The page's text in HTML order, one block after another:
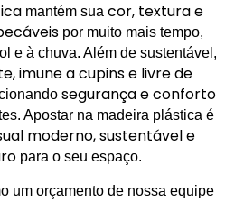
mantém sua cor, textura e
por muito mais tempo,
e à chuva. Além de sustentável,
imune a cupins e livre de
segurança e conforto
Apostar na madeira plástica é
moderno, sustentável e
para o seu espaço.
um orçamento de nossa equipe